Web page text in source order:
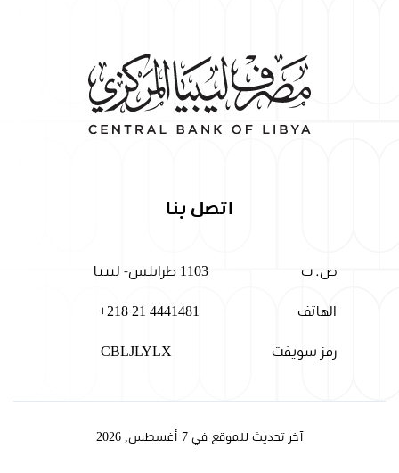
اتصل بنا
ص. ب 1103 طرابلس- ليبيا
الهاتف +218 21 4441481
رمز سويفت CBLJLYLX
آخر تحديث للموقع في 7 أغسطس, 2026